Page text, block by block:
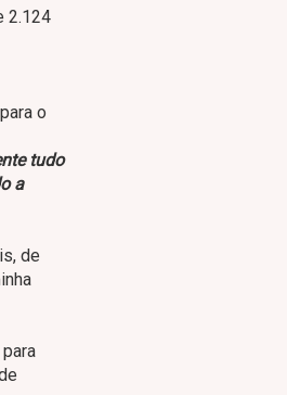
2.124
o
tudo
a
de